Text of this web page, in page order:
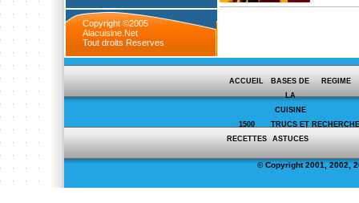
Copyright ©2005
Alacuisine.Net
Tout droits Reserves
ACCUEIL
BASES DE
LA
CUISINE
REGIME
1500
RECETTES
TRUCS ET
ASTUCES
RECHERCHE
© Copyright 2001, 2002,